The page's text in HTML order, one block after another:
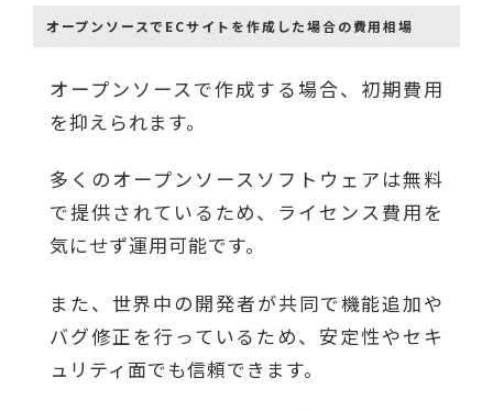
オープンソースでECサイトを作成した場合の費用相場
オープンソースで作成する場合、初期費用
を抑えられます。
多くのオープンソースソフトウェアは無料
で提供されているため、ライセンス費用を
気にせず運用可能です。
また、世界中の開発者が共同で機能追加や
バグ修正を行っているため、安定性やセキ
ュリティ面でも信頼できます。